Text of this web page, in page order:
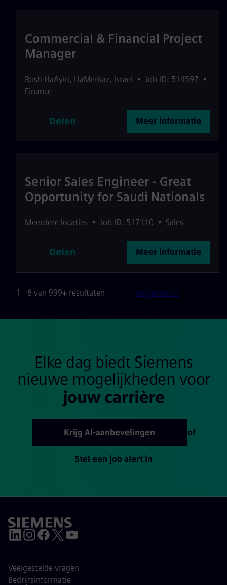
Commercial & Financial Project
Manager
Rosh HaAyin, HaMerkaz, Israel • Job ID: 514597 •
Finance
Delen Meer informatie
Senior Sales Engineer - Great
Opportunity for Saudi Nationals
Meerdere locaties • Job ID: 517110 • Sales
Delen Meer informatie
1 - 6 van 999+ resultaten Volgende >>
Elke dag biedt Siemens
nieuwe mogelijkheden voor
jouw carrière
Krijg AI-aanbevelingen of
Stel een job alert in
Veelgestelde vragen
Bedrijfsinformatie